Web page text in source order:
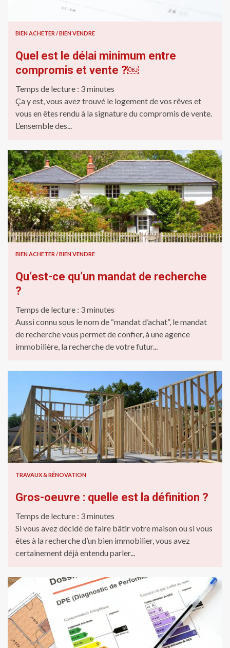
BIEN ACHETER / BIEN VENDRE
Quel est le délai minimum entre
compromis et vente ?￼
Temps de lecture : 3minutes
Ça y est, vous avez trouvé le logement de vos rêves et
vous en êtes rendu à la signature du compromis de vente.
L’ensemble des...
BIEN ACHETER / BIEN VENDRE
Qu’est-ce qu’un mandat de recherche
?
Temps de lecture : 3minutes
Aussi connu sous le nom de “mandat d’achat”, le mandat
de recherche vous permet de confier, à une agence
immobilière, la recherche de votre futur...
TRAVAUX & RÉNOVATION
Gros-oeuvre : quelle est la définition ?
Temps de lecture : 3minutes
Si vous avez décidé de faire bâtir votre maison ou si vous
êtes à la recherche d’un bien immobilier, vous avez
certainement déjà entendu parler...